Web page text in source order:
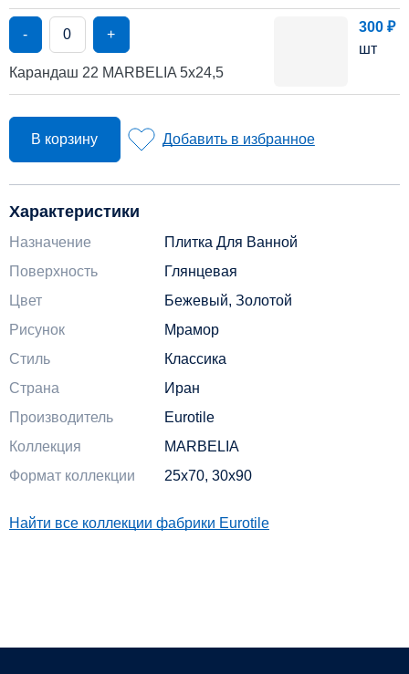
- +
Карандаш 22 MARBELIA 5х24,5
300 ₽
шт
В корзину Добавить в избранное
Характеристики
Назначение
Плитка Для Ванной
Поверхность
Глянцевая
Цвет
Бежевый, Золотой
Рисунок
Мрамор
Стиль
Классика
Страна
Иран
Производитель
Eurotile
Коллекция
MARBELIA
Формат коллекции
25x70, 30x90
Найти все коллекции фабрики Eurotile